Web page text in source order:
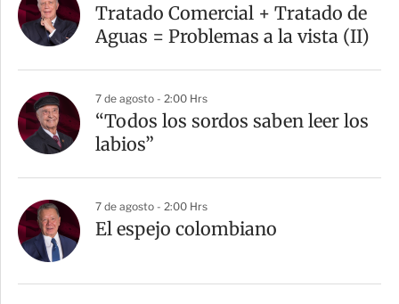
Tratado Comercial + Tratado de
Aguas = Problemas a la vista (II)
7 de agosto - 2:00 Hrs
“Todos los sordos saben leer los
labios”
7 de agosto - 2:00 Hrs
El espejo colombiano